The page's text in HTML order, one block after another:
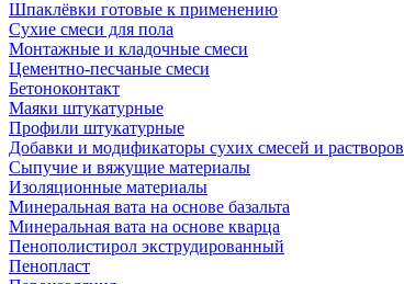
Шпаклёвки готовые к применению
Сухие смеси для пола
Монтажные и кладочные смеси
Цементно-песчаные смеси
Бетоноконтакт
Маяки штукатурные
Профили штукатурные
Добавки и модификаторы сухих смесей и растворов
Сыпучие и вяжущие материалы
Изоляционные материалы
Минеральная вата на основе базальта
Минеральная вата на основе кварца
Пенополистирол экструдированный
Пенопласт